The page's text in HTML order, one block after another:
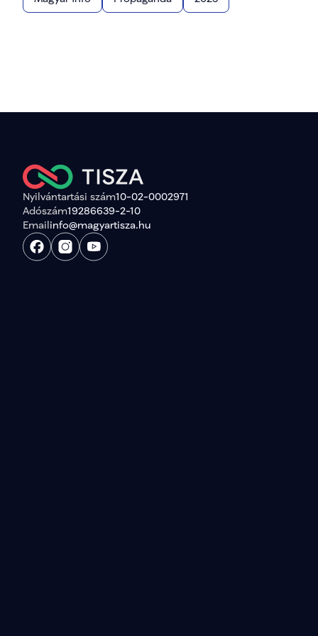
Nyilvántartási szám10-02-0002971
Adószám19286639-2-10
Emailinfo@magyartisza.hu